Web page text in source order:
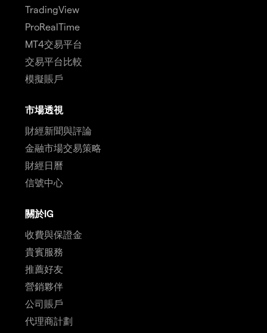
TradingView
ProRealTime
MT4交易平台
交易平台比較
模擬賬戶
市場透視
財經新聞與評論
金融市場交易策略
財經日曆
信號中心
關於IG
收費與保證金
貴賓服務
推薦好友
營銷夥伴
公司賬戶
代理商計劃